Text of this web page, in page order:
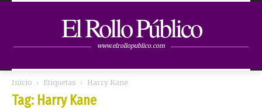
El Rollo Público
www.elrollopublico.com
Inicio Etiquetas Harry Kane
Tag: Harry Kane